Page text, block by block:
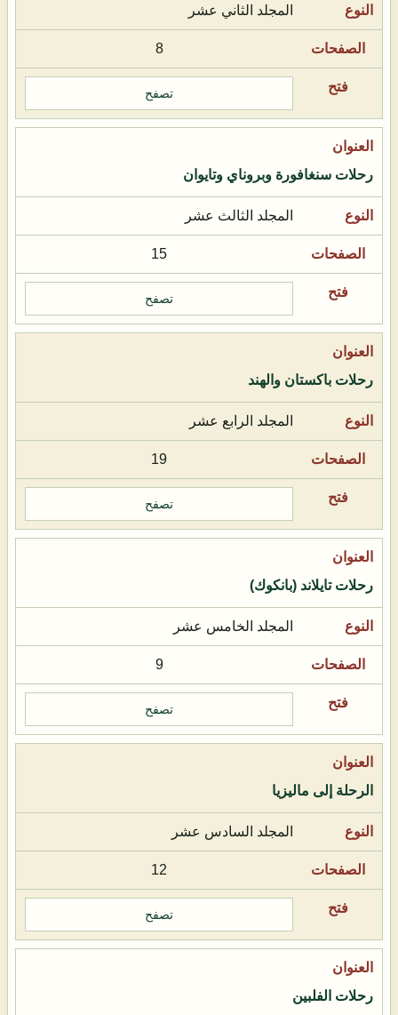
المجلد الثاني عشر
8
تصفح
رحلات سنغافورة وبروناي وتايوان
المجلد الثالث عشر
15
تصفح
رحلات باكستان والهند
المجلد الرابع عشر
19
تصفح
رحلات تايلاند (بانكوك)
المجلد الخامس عشر
9
تصفح
الرحلة إلى ماليزيا
المجلد السادس عشر
12
تصفح
رحلات الفلبين